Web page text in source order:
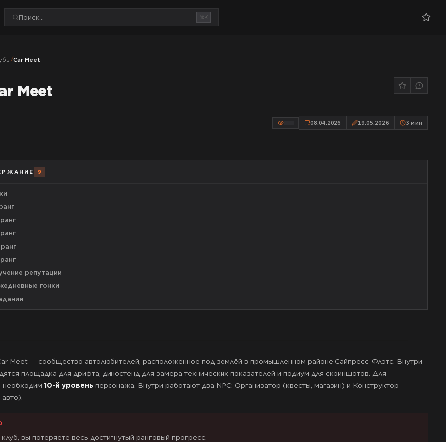
⌘K
/Car Meet
Meet
08.04.2026 19.05.2026 3 мин
9
репутации
гонки
Meet — сообщество автолюбителей, расположенное под землёй в промышленном районе Сайпресс-Флэтс. Внутри
площадка для дрифта, диностенд для замера технических показателей и подиум для скриншотов. Для
необходим 10-й уровень персонажа. Внутри работают два NPC: Организатор (квесты, магазин) и Конструктор
авто).
вы потеряете весь достигнутый ранговый прогресс.